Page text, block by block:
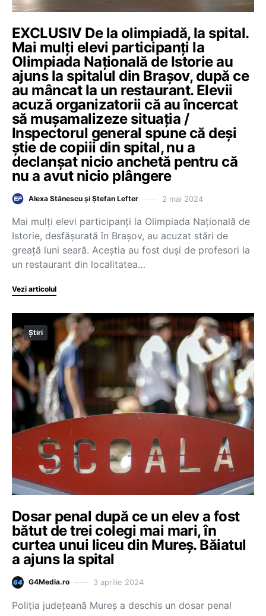
EXCLUSIV De la olimpiadă, la spital.
Mai mulți elevi participanți la
Olimpiada Națională de Istorie au
ajuns la spitalul din Brașov, după ce
au mâncat la un restaurant. Elevii
acuză organizatorii că au încercat
să mușamalizeze situația /
Inspectorul general spune că deși
știe de copiii din spital, nu a
declanșat nicio anchetă pentru că
nu a avut nicio plângere
Alexa Stănescu și Ștefan Lefter 2 mai 2024
Mai mulți elevi participanți la Olimpiada Națională de
Istorie, desfășurată în Brașov, au acuzat stări de
greață luni seară. Aceștia au fost duși de profesori la
un restaurant din localitatea…
Vezi articolul
Știri
Dosar penal după ce un elev a fost
bătut de trei colegi mai mari, în
curtea unui liceu din Mureș. Băiatul
a ajuns la spital
G4Media.ro 3 aprilie 2024
Poliţia judeţeană Mureş a deschis un dosar penal